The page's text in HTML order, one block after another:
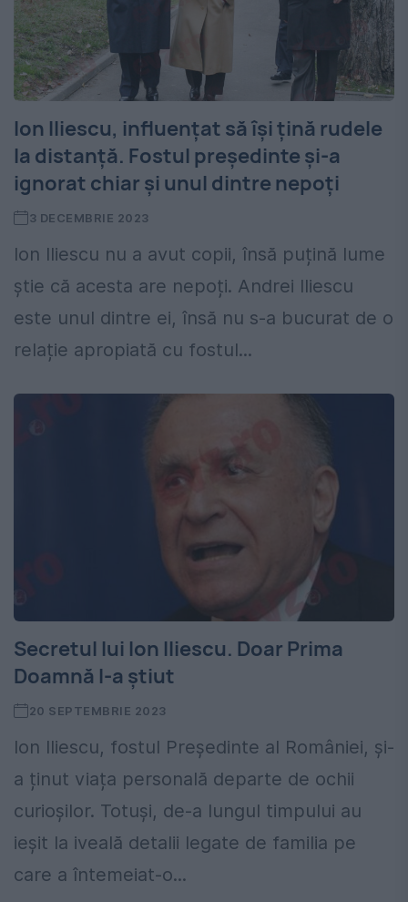
Ion Iliescu, influențat să își țină rudele
la distanță. Fostul președinte și-a
ignorat chiar și unul dintre nepoți
3 DECEMBRIE 2023
Ion Iliescu nu a avut copii, însă puțină lume
știe că acesta are nepoți. Andrei Iliescu
este unul dintre ei, însă nu s-a bucurat de o
relație apropiată cu fostul...
Secretul lui Ion Iliescu. Doar Prima
Doamnă l-a știut
20 SEPTEMBRIE 2023
Ion Iliescu, fostul Președinte al României, și-
a ținut viața personală departe de ochii
curioșilor. Totuși, de-a lungul timpului au
ieșit la iveală detalii legate de familia pe
care a întemeiat-o...